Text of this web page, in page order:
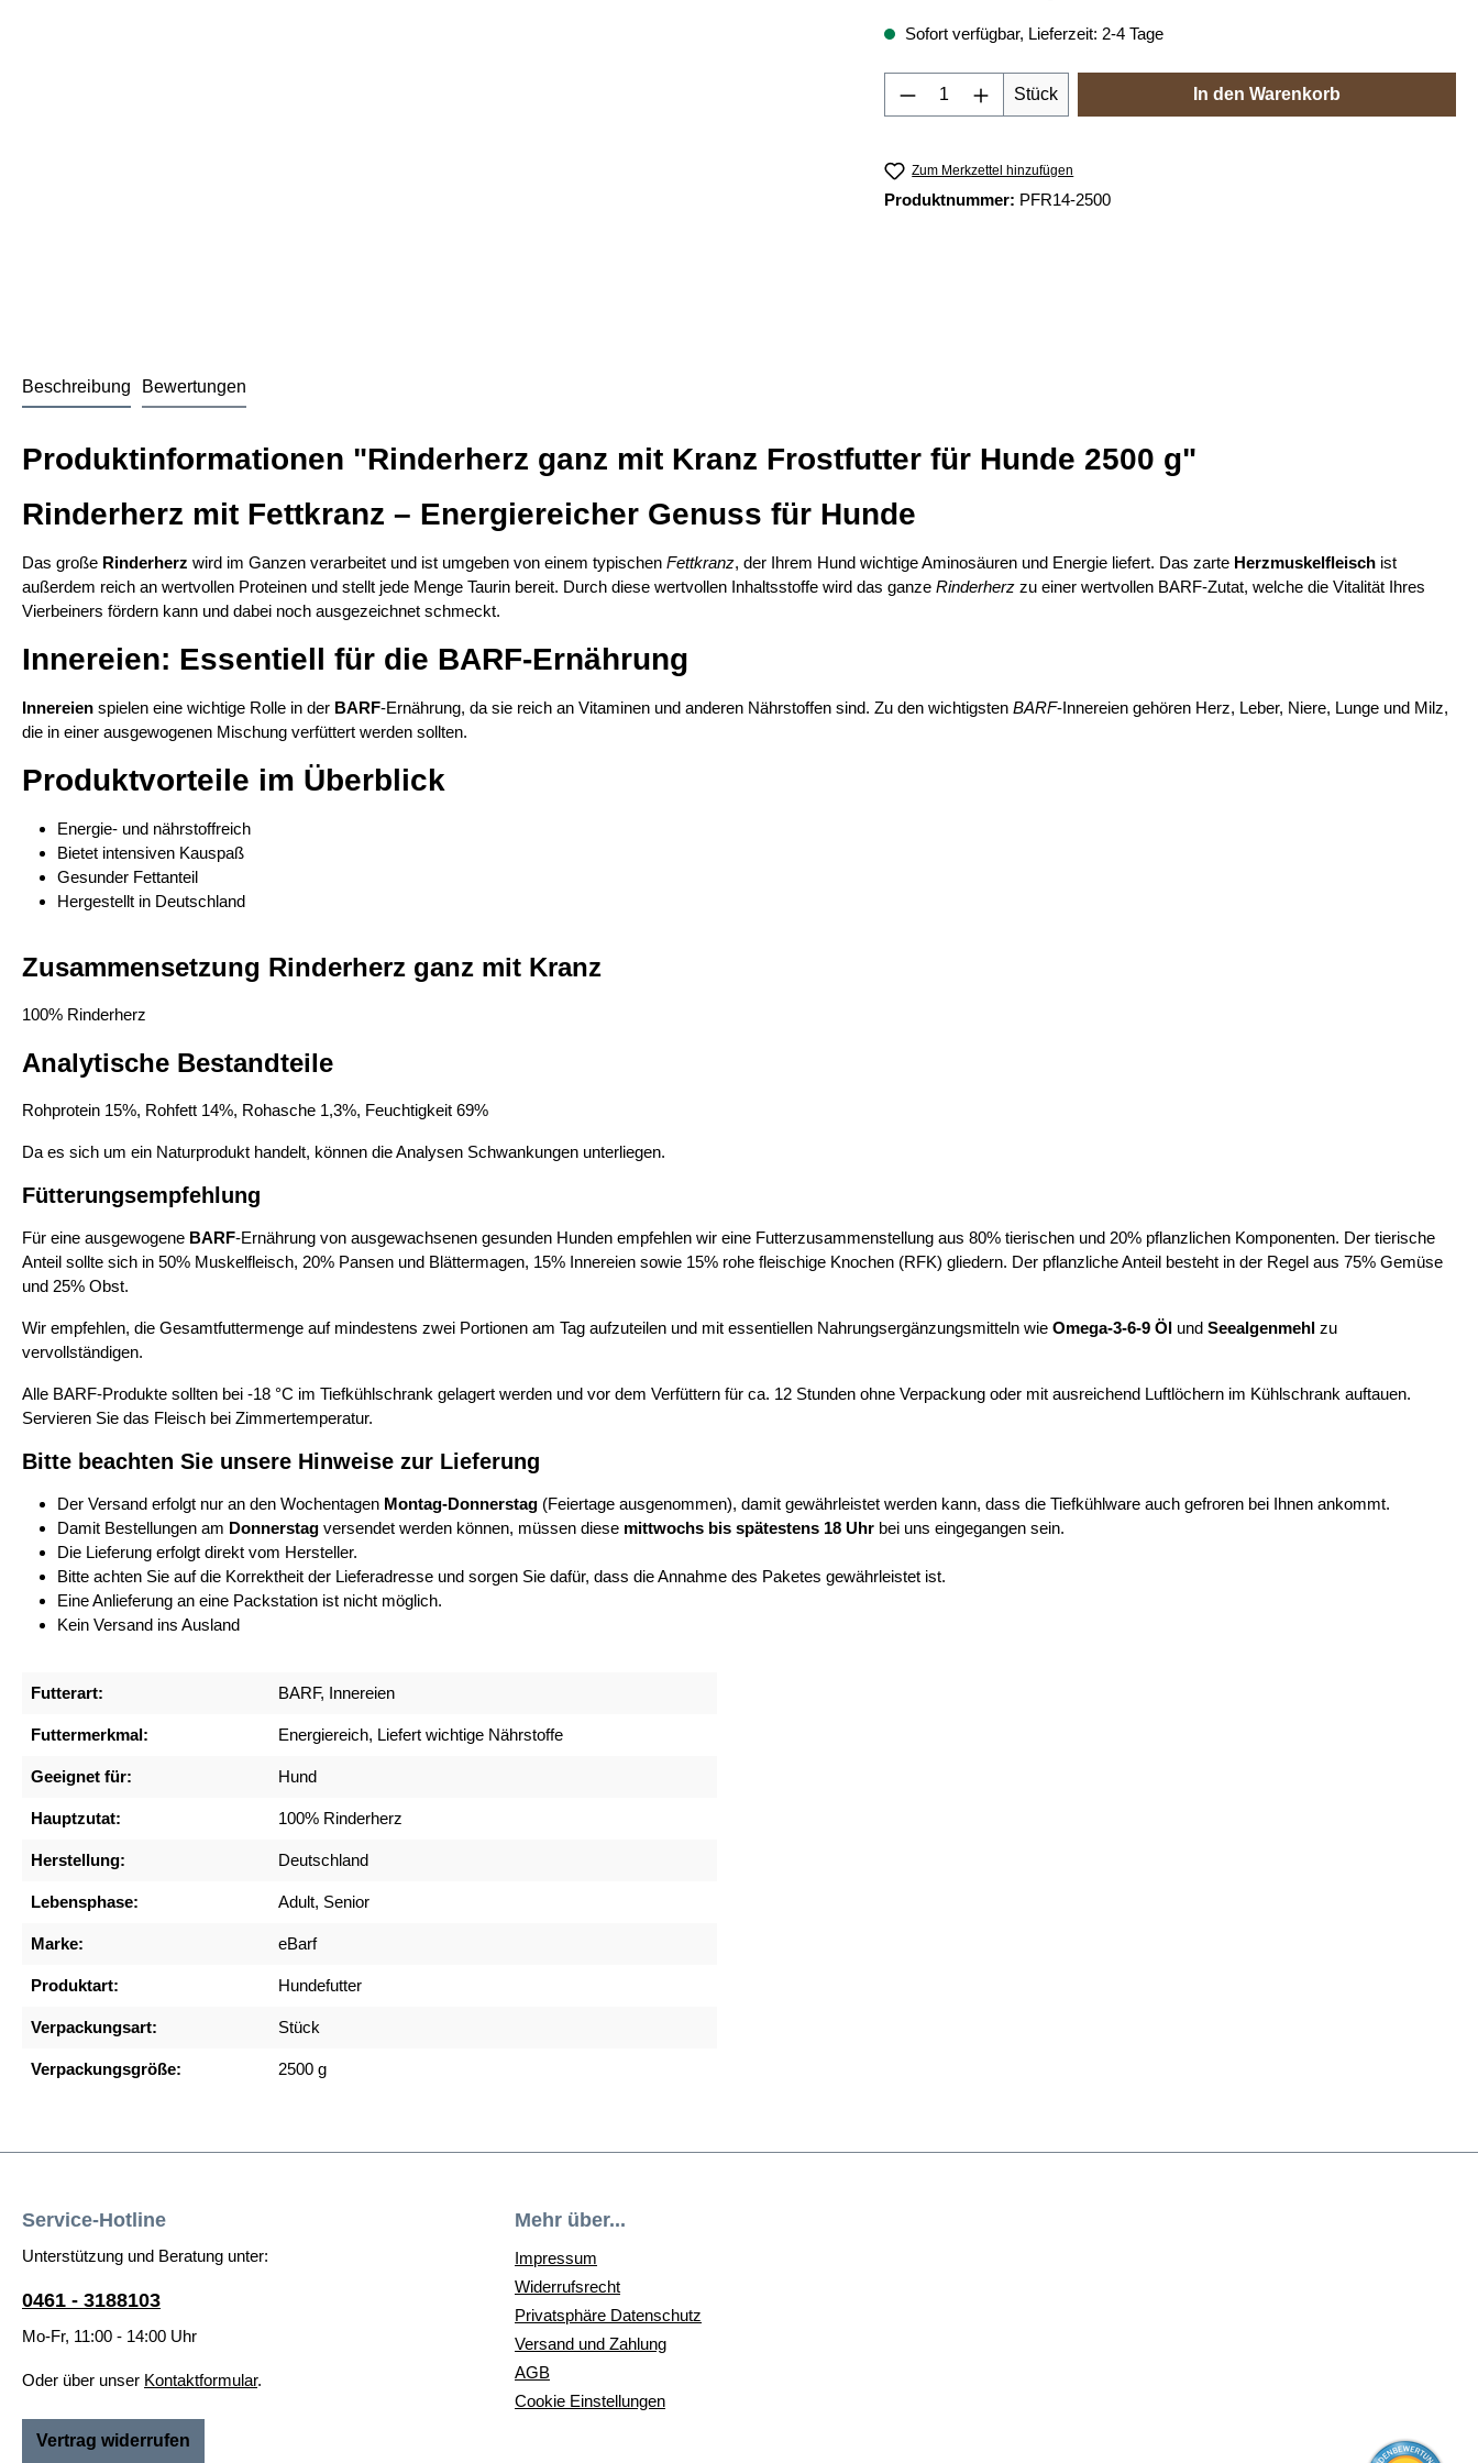
Sofort verfügbar, Lieferzeit: 2-4 Tage
Produkt Anzahl: Gib den gewünschten Wert ein
Stück In den Warenkorb
Zum Merkzettel hinzufügen
Produktnummer: PFR14-2500
Beschreibung Bewertungen
Produktinformationen "Rinderherz ganz mit Kranz Frostfutter für Hunde 2500 g"
Rinderherz mit Fettkranz – Energiereicher Genuss für Hunde
Das große Rinderherz wird im Ganzen verarbeitet und ist umgeben von einem typischen Fettkranz, der Ihrem Hund wichtige Aminosäuren und Energie liefert. Das zarte Herzmuskelfleisch ist
außerdem reich an wertvollen Proteinen und stellt jede Menge Taurin bereit. Durch diese wertvollen Inhaltsstoffe wird das ganze Rinderherz zu einer wertvollen BARF-Zutat, welche die Vitalität Ihres
Vierbeiners fördern kann und dabei noch ausgezeichnet schmeckt.
Innereien: Essentiell für die BARF-Ernährung
Innereien spielen eine wichtige Rolle in der BARF-Ernährung, da sie reich an Vitaminen und anderen Nährstoffen sind. Zu den wichtigsten BARF-Innereien gehören Herz, Leber, Niere, Lunge und Milz,
die in einer ausgewogenen Mischung verfüttert werden sollten.
Produktvorteile im Überblick
Energie- und nährstoffreich
Bietet intensiven Kauspaß
Gesunder Fettanteil
Hergestellt in Deutschland
Zusammensetzung Rinderherz ganz mit Kranz
100% Rinderherz
Analytische Bestandteile
Rohprotein 15%, Rohfett 14%, Rohasche 1,3%, Feuchtigkeit 69%
Da es sich um ein Naturprodukt handelt, können die Analysen Schwankungen unterliegen.
Fütterungsempfehlung
Für eine ausgewogene BARF-Ernährung von ausgewachsenen gesunden Hunden empfehlen wir eine Futterzusammenstellung aus 80% tierischen und 20% pflanzlichen Komponenten. Der tierische
Anteil sollte sich in 50% Muskelfleisch, 20% Pansen und Blättermagen, 15% Innereien sowie 15% rohe fleischige Knochen (RFK) gliedern. Der pflanzliche Anteil besteht in der Regel aus 75% Gemüse
und 25% Obst.
Wir empfehlen, die Gesamtfuttermenge auf mindestens zwei Portionen am Tag aufzuteilen und mit essentiellen Nahrungsergänzungsmitteln wie Omega-3-6-9 Öl und Seealgenmehl zu
vervollständigen.
Alle BARF-Produkte sollten bei -18 °C im Tiefkühlschrank gelagert werden und vor dem Verfüttern für ca. 12 Stunden ohne Verpackung oder mit ausreichend Luftlöchern im Kühlschrank auftauen.
Servieren Sie das Fleisch bei Zimmertemperatur.
Bitte beachten Sie unsere Hinweise zur Lieferung
Der Versand erfolgt nur an den Wochentagen Montag-Donnerstag (Feiertage ausgenommen), damit gewährleistet werden kann, dass die Tiefkühlware auch gefroren bei Ihnen ankommt.
Damit Bestellungen am Donnerstag versendet werden können, müssen diese mittwochs bis spätestens 18 Uhr bei uns eingegangen sein.
Die Lieferung erfolgt direkt vom Hersteller.
Bitte achten Sie auf die Korrektheit der Lieferadresse und sorgen Sie dafür, dass die Annahme des Paketes gewährleistet ist.
Eine Anlieferung an eine Packstation ist nicht möglich.
Kein Versand ins Ausland
Futterart: BARF, Innereien
Futtermerkmal: Energiereich, Liefert wichtige Nährstoffe
Geeignet für: Hund
Hauptzutat: 100% Rinderherz
Herstellung: Deutschland
Lebensphase: Adult, Senior
Marke: eBarf
Produktart: Hundefutter
Verpackungsart: Stück
Verpackungsgröße: 2500 g
Service-Hotline
Unterstützung und Beratung unter:
0461 - 3188103
Mo-Fr, 11:00 - 14:00 Uhr
Oder über unser Kontaktformular.
Vertrag widerrufen
Mehr über...
Impressum
Widerrufsrecht
Privatsphäre Datenschutz
Versand und Zahlung
AGB
Cookie Einstellungen